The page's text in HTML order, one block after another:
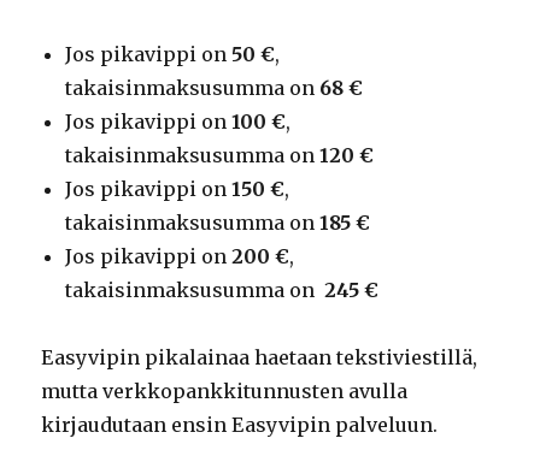
Jos pikavippi on 50 €,
takaisinmaksusumma on 68 €
Jos pikavippi on100 €,
takaisinmaksusumma on120 €
Jos pikavippi on150 €,
takaisinmaksusumma on185 €
Jos pikavippi on200 €,
takaisinmaksusumma on245 €
Easyvipin pikalainaa haetaan tekstiviestillä,
mutta verkkopankkitunnusten avulla
kirjaudutaan ensin Easyvipin palveluun.